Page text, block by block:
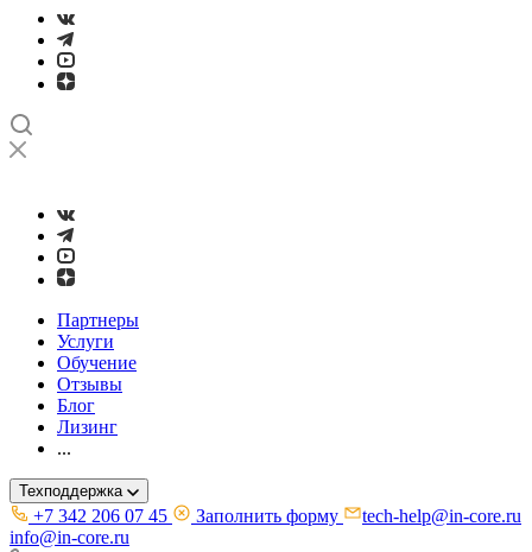
Партнеры
Услуги
Обучение
Отзывы
Блог
Лизинг
...
Техподдержка
+7 342 206 07 45 Заполнить форму
tech-help@in-core.ru
info@in-core.ru